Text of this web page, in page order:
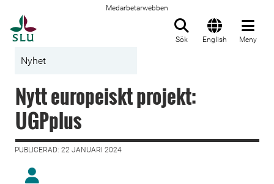
Medarbetarwebben
Sök English Meny
Nyhet
Nytt europeiskt projekt:
UGPplus
PUBLICERAD: 22 JANUARI 2024